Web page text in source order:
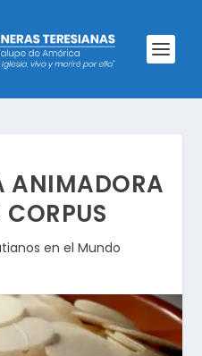
ANIMADORA
CORPUS
en el Mundo